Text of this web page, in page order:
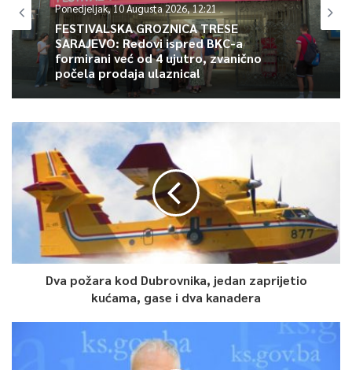
Između ostalog, trebao bi biti razmatran i Prijedlog odluke o
rasporedu sredstava tekuće budžetske rezerve Budžeta
institucija BiH i međunarodnih obaveza BiH za 2023. godinu
Ministarstvu sigurnosti BiH u svrhu saniranja posljedica poplava
kao i Informacija o preporukama NATO-a po dokumentu
2021 i Programa reformi Bosne i Hercegovine 2022”.
0
Article Rating
Ponedjeljak, 10 Augusta 2026, 12:21
FESTIVALSKA GROZNICA TRESE
SARAJEVO: Redovi ispred BKC-a
formirani već od 4 ujutro, zvanično
počela prodaja ulaznica!
Dva požara kod Dubrovnika, jedan zaprijetio
kućama, gase i dva kanadera